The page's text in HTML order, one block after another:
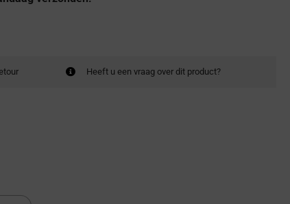
Heeft u een vraag over dit product?